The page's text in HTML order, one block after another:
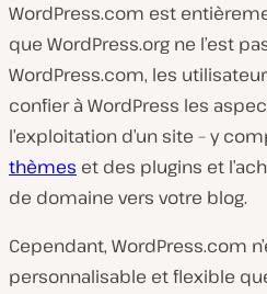
WordPress.com est
que WordPress.org ne l’est
WordPress.com, les
confier à WordPress les
l’exploitation d’un site – y
thèmes et des plugins et
de domaine vers votre blog.
Cependant, WordPress.com
personnalisable et flexible